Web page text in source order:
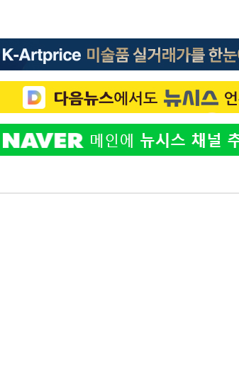
독 원인은 멕시코산 할라피뇨"-- CDC
도 평택사업장 끼임 사망 관련 압수수색
9시 1423.8원
스 동반 강보합…1%대 상승 출발
트(0.74%) 상승한 807.62개장
탈환…1.09% 오른 6365.07 개장
39도 '폭염중대경보'